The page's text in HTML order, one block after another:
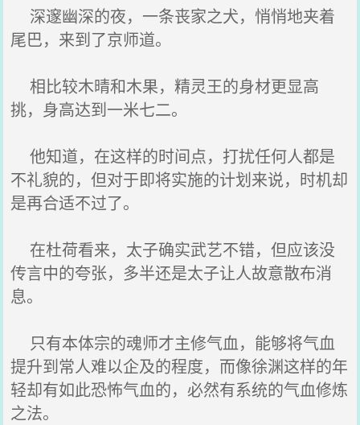
深邃幽深的夜，一条丧家之犬，悄悄地夹着
尾巴，来到了京师道。
相比较木晴和木果，精灵王的身材更显高
挑，身高达到一米七二。
他知道，在这样的时间点，打扰任何人都是
不礼貌的，但对于即将实施的计划来说，时机却
是再合适不过了。
在杜荷看来，太子确实武艺不错，但应该没
传言中的夸张，多半还是太子让人故意散布消
息。
只有本体宗的魂师才主修气血，能够将气血
提升到常人难以企及的程度，而像徐渊这样的年
轻却有如此恐怖气血的，必然有系统的气血修炼
之法。